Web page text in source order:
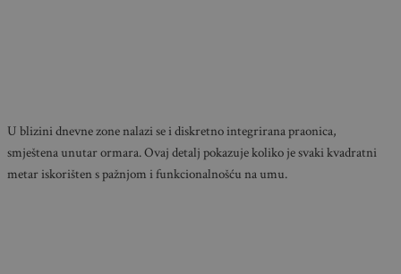
U blizini dnevne zone nalazi se i diskretno integrirana praonica,
smještena unutar ormara. Ovaj detalj pokazuje koliko je svaki kvadratni
metar iskorišten s pažnjom i funkcionalnošću na umu.